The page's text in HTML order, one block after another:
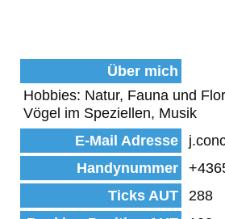
Über mich
Hobbies: Natur, Fauna und
Vögel im Speziellen, Musik
E-Mail Adresse
Handynummer
Ticks AUT
288